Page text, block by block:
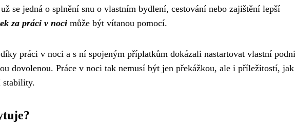
se jedná o splnění snu o vlastním bydlení, cestování nebo zajištění lepší
za práci v noci může být vítanou pomocí.
práci v noci a s ní spojeným příplatkům dokázali nastartovat vlastní
dovolenou. Práce v noci tak nemusí být jen překážkou, ale i příležitostí,
stability.